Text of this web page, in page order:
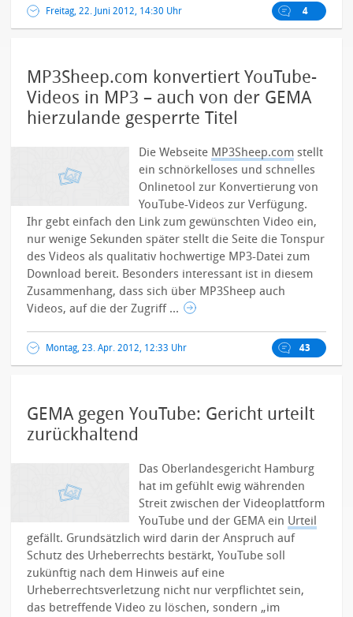
Freitag, 22. Juni 2012, 14:30 Uhr 4
MP3Sheep.com konvertiert YouTube-
Videos in MP3 – auch von der GEMA
hierzulande gesperrte Titel
Die Webseite MP3Sheep.com stellt
ein schnörkelloses und schnelles
Onlinetool zur Konvertierung von
YouTube-Videos zur Verfügung.
Ihr gebt einfach den Link zum gewünschten Video ein,
nur wenige Sekunden später stellt die Seite die Tonspur
des Videos als qualitativ hochwertige MP3-Datei zum
Download bereit. Besonders interessant ist in diesem
Zusammenhang, dass sich über MP3Sheep auch
Videos, auf die der Zugriff ...
Montag, 23. Apr. 2012, 12:33 Uhr 43
GEMA gegen YouTube: Gericht urteilt
zurückhaltend
Das Oberlandesgericht Hamburg
hat im gefühlt ewig währenden
Streit zwischen der Videoplattform
YouTube und der GEMA ein Urteil
gefällt. Grundsätzlich wird darin der Anspruch auf
Schutz des Urheberrechts bestärkt, YouTube soll
zukünftig nach dem Hinweis auf eine
Urheberrechtsverletzung nicht nur verpflichtet sein,
das betreffende Video zu löschen, sondern „im